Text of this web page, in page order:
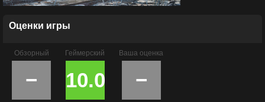
Оценки игры
Обзорный
−
Геймерский
10.0
Ваша оценка
−